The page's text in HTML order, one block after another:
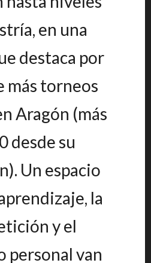
en una
destaca por
más torneos
Aragón (más
desde su
Un espacio
la
y el
personal van